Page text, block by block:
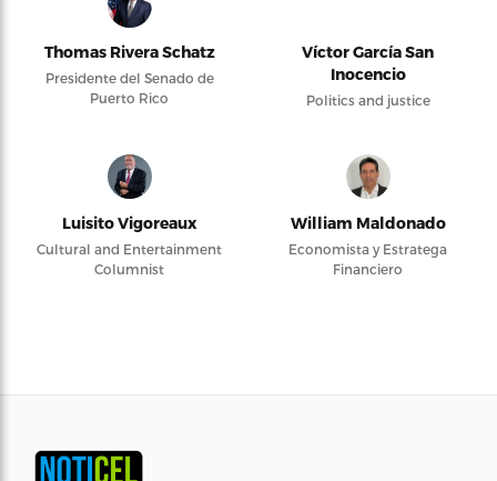
Thomas Rivera Schatz
Presidente del Senado de
Puerto Rico
Víctor García San
Inocencio
Politics and justice
Luisito Vigoreaux
Cultural and Entertainment
Columnist
William Maldonado
Economista y Estratega
Financiero